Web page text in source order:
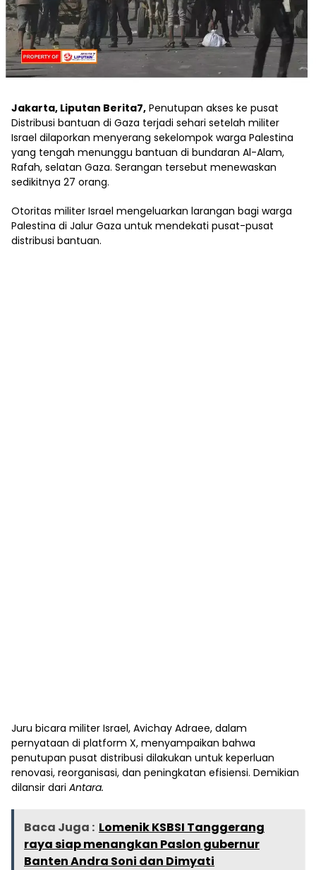
Jakarta, Liputan Berita7, Penutupan akses ke pusat
Distribusi bantuan di Gaza terjadi sehari setelah militer
Israel dilaporkan menyerang sekelompok warga Palestina
yang tengah menunggu bantuan di bundaran Al-Alam,
Rafah, selatan Gaza. Serangan tersebut menewaskan
sedikitnya 27 orang.
Otoritas militer Israel mengeluarkan larangan bagi warga
Palestina di Jalur Gaza untuk mendekati pusat-pusat
distribusi bantuan.
Juru bicara militer Israel, Avichay Adraee, dalam
pernyataan di platform X, menyampaikan bahwa
penutupan pusat distribusi dilakukan untuk keperluan
renovasi, reorganisasi, dan peningkatan efisiensi. Demikian
dilansir dari Antara.
Baca Juga : Lomenik KSBSI Tanggerang
raya siap menangkan Paslon gubernur
Banten Andra Soni dan Dimyati